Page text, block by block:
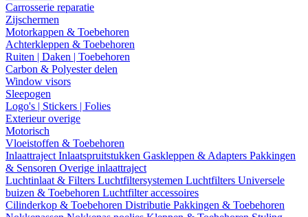
Carrosserie reparatie
Zijschermen
Motorkappen & Toebehoren
Achterkleppen & Toebehoren
Ruiten | Daken | Toebehoren
Carbon & Polyester delen
Window visors
Sleepogen
Logo's | Stickers | Folies
Exterieur overige
Motorisch
Vloeistoffen & Toebehoren
Inlaattraject Inlaatspruitstukken Gaskleppen & Adapters Pakkingen
& Sensoren Overige inlaattraject
Luchtinlaat & Filters Luchtfiltersystemen Luchtfilters Universele
buizen & Toebehoren Luchtfilter accessoires
Cilinderkop & Toebehoren Distributie Pakkingen & Toebehoren